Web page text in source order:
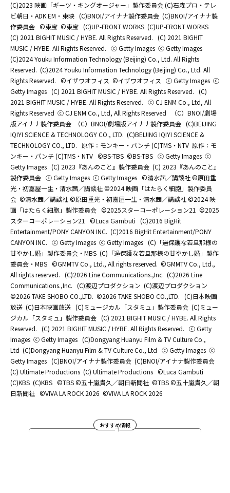
(C)2023 映画「ギーツ・キングオージャー」製作委員会 (C)石森プロ・テレ
ビ朝日・ADK EM・東映 (C)BNOI/アイナナ製作委員会 (C)BNOI/アイナナ製
作委員会 ©東宝 ©東宝 (C)UP-FRONT WORKS (C)UP-FRONT WORKS
(C) 2021 BIGHIT MUSIC / HYBE. All Rights Reserved. (C) 2021 BIGHIT
MUSIC / HYBE. All Rights Reserved. ⓒ Getty Images ⓒ Getty Images
(C)2024 Youku Information Technology (Beijing) Co., Ltd. All Rights
Reserved. (C)2024 Youku Information Technology (Beijing) Co., Ltd. All
Rights Reserved. ©イザワオフィス ©イザワオフィス ⓒ Getty Images ⓒ
Getty Images (C) 2021 BIGHIT MUSIC / HYBE. All Rights Reserved. (C)
2021 BIGHIT MUSIC / HYBE. All Rights Reserved. ⓒ CJ ENM Co., Ltd, All
Rights Reserved ⓒ CJ ENM Co., Ltd, All Rights Reserved
（C）BNOI/劇場
版アイナナ製作委員会
（C）BNOI/劇場版アイナナ製作委員会 (C)BEIJING
IQIYI SCIENCE & TECHNOLOGY CO., LTD. (C)BEIJING IQIYI SCIENCE &
TECHNOLOGY CO., LTD.
原作：モンキー・パンチ (C)TMS・NTV 原作：モ
ンキー・パンチ (C)TMS・NTV ©BS-TBS ©BS-TBS ⓒ Getty Images ⓒ
Getty Images (C) 2023『あんのこと』製作委員会 (C) 2023『あんのこと』
製作委員会 ⓒ Getty Images ⓒ Getty Images ©清水茜／講談社 ©原田重
光・初嘉屋一生・清水茜／講談社 ©2024 映画「はたらく細胞」製作委員
会 ©清水茜／講談社 ©原田重光・初嘉屋一生・清水茜／講談社 ©2024 映
画「はたらく細胞」製作委員会 ©2025スターコーポレーション21 ©2025
スターコーポレーション21
©Luca Gambuti (C)2016 BigHit
Entertainment/PONY CANYON INC. (C)2016 BigHit Entertainment/PONY
CANYON INC. ⓒ Getty Images ⓒ Getty Images (C)「過保護な若旦那様の
甘やかし婚」製作委員会・MBS (C)「過保護な若旦那様の甘やかし婚」製作
委員会・MBS ©GMMTV Co., Ltd., All rights reserved. ©GMMTV Co., Ltd.,
All rights reserved. (C)2026 Line Communications.,Inc. (C)2026 Line
Communications.,Inc. (C)渡辺プロダクション (C)渡辺プロダクション
©2026 TAKE SHOBO CO.,LTD. ©2026 TAKE SHOBO CO.,LTD. (C)日本映画
放送 (C)日本映画放送 (C)ミュージカル「スタミュ」製作委員会 (C)ミュー
ジカル「スタミュ」製作委員会 (C) 2021 BIGHIT MUSIC / HYBE. All Rights
Reserved. (C) 2021 BIGHIT MUSIC / HYBE. All Rights Reserved. ⓒ Getty
Images ⓒ Getty Images (C)Dongyang Huanyu Film & TV Culture Co.,
Ltd (C)Dongyang Huanyu Film & TV Culture Co., Ltd ⓒ Getty Images ⓒ
Getty Images (C)BNOI/アイナナ製作委員会 (C)BNOI/アイナナ製作委員会
(C) Ultimate Productions (C) Ultimate Productions ©Luca Gambuti
(C)KBS (C)KBS ©TBS ©五十嵐貴久／朝日新聞社 ©TBS ©五十嵐貴久／朝
日新聞社 ©️VIVA LA ROCK 2026 ©️VIVA LA ROCK 2026
おすすめ情報